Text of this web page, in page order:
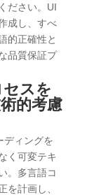
ださい。UI
成し、すべ
的正確性と
品質保証プ
スを
的考慮
ディングを
く可変テキ
。多言語コ
を計画し、